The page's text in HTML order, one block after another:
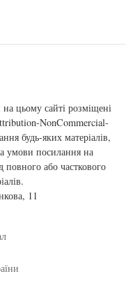
цьому сайті розміщені
NonCommercial-
будь-яких матеріалів,
умови посилання на
повного або часткового
11